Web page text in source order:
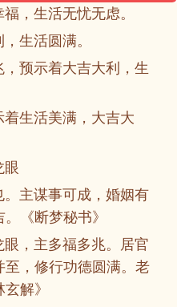
，生活无忧无虑。
生活圆满。
预示着大吉大利，生
生活美满，大吉大
眼
主谋事可成，婚姻有
《断梦秘书》
，主多福多兆。居官
，修行功德圆满。老
解》